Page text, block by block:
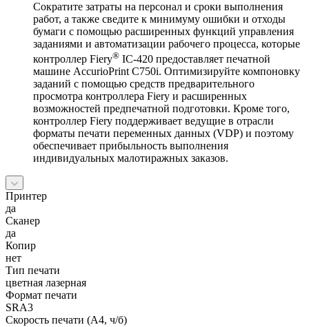
Сократите затраты на персонал и сроки выполнения
работ, а также сведите к минимуму ошибки и отходы
бумаги с помощью расширенных функций управления
заданиями и автоматизации рабочего процесса, которые
контроллер Fiery® IC-420 предоставляет печатной
машине AccurioPrint C750i. Оптимизируйте компоновку
заданий с помощью средств предварительного
просмотра контроллера Fiery и расширенных
возможностей предпечатной подготовки. Кроме того,
контроллер Fiery поддерживает ведущие в отрасли
форматы печати переменных данных (VDP) и поэтому
обеспечивает прибыльность выполнения
индивидуальных малотиражных заказов.
Принтер
да
Сканер
да
Копир
нет
Тип печати
цветная лазерная
Формат печати
SRA3
Скорость печати (А4, ч/б)